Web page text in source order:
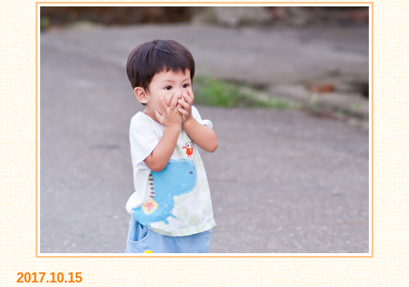
2017.10.15